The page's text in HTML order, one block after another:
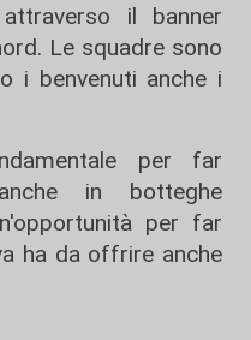
il banner
Le squadre sono
i benvenuti anche i
per far
in botteghe
per far
ha da offrire anche